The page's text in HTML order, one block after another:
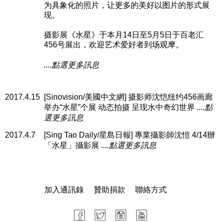
为具象化的照片，让更多的美好以图片的形式展
现。
摄影展《水星》于本月14日至5月5日于百老汇
456号展出，欢迎艺术爱好者到场观摩。
....點選更多訊息
2017.4.15 [Sinovision/美國中文網] 摄影师沈恺纽约456画廊
举办“水星”个展 动态拍摄 呈现水中奇幻世界 ....點
選更多訊息
2017.4.7
[Sing Tao Daily/星島日報] 專業攝影師沈愷 4/14辦
「水星」攝影展 ....點選更多訊息
加入通訊錄 贊助捐款 聯絡方式